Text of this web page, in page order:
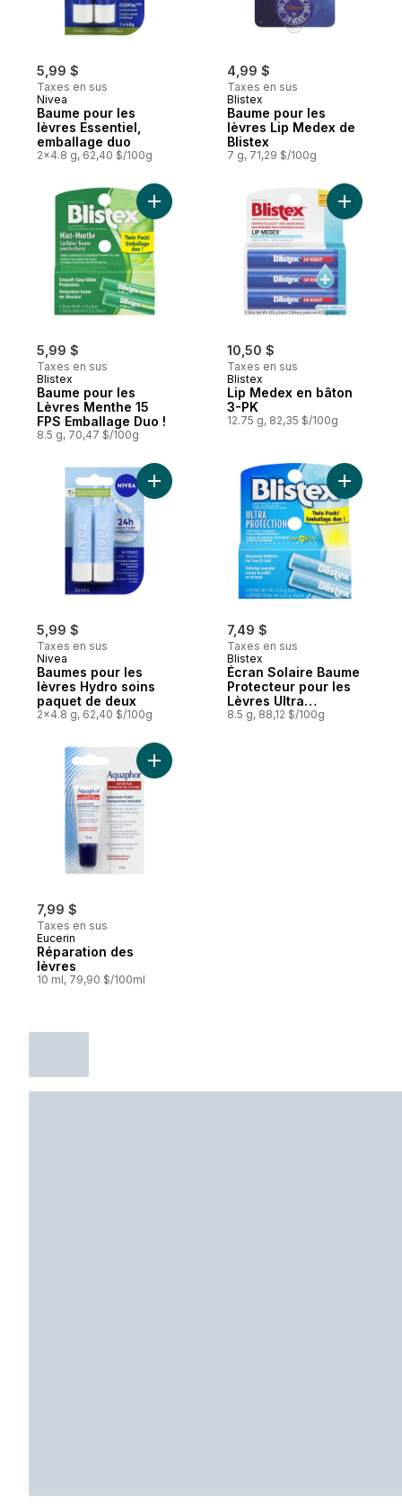
5,99 $
Taxes en sus
Nivea
Baume pour les
lèvres Essentiel,
emballage duo
2x4.8 g, 62,40 $/100g
4,99 $
Taxes en sus
Blistex
Baume pour les
lèvres Lip Medex de
Blistex
7 g, 71,29 $/100g
5,99 $
Taxes en sus
Blistex
Baume pour les
Lèvres Menthe 15
FPS Emballage Duo !
8.5 g, 70,47 $/100g
Ajouter Baume pour les Lèvres Menthe
10,50 $
Taxes en sus
Blistex
Lip Medex en bâton
3-PK
12.75 g, 82,35 $/100g
Ajouter
5,99 $
Taxes en sus
Nivea
Baumes pour les
lèvres Hydro soins
paquet de deux
2x4.8 g, 62,40 $/100g
Ajouter Baumes pour les lèvres Hydro
7,49 $
Taxes en sus
Blistex
Écran Solaire Baume
Protecteur pour les
Lèvres Ultra
Protection FPS 30
8.5 g, 88,12 $/100g
Ajouter
7,99 $
Taxes en sus
Eucerin
Réparation des
lèvres
10 ml, 79,90 $/100ml
Ajouter Réparation des lèvres au panier